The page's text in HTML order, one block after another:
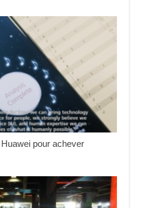
Huawei pour achever